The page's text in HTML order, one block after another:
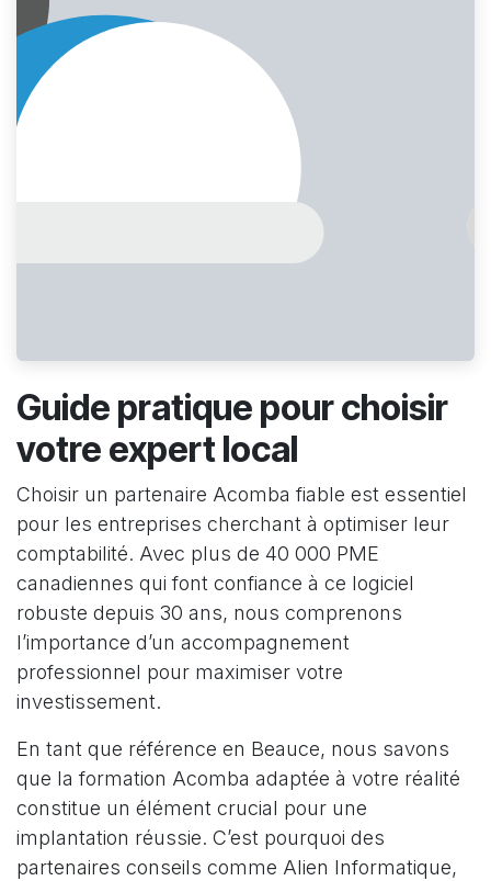
Guide pratique pour choisir
votre expert local
Choisir un partenaire Acomba fiable est essentiel
pour les entreprises cherchant à optimiser leur
comptabilité. Avec plus de 40 000 PME
canadiennes qui font confiance à ce logiciel
robuste depuis 30 ans, nous comprenons
l’importance d’un accompagnement
professionnel pour maximiser votre
investissement.
En tant que référence en Beauce, nous savons
que la formation Acomba adaptée à votre réalité
constitue un élément crucial pour une
implantation réussie. C’est pourquoi des
partenaires conseils comme Alien Informatique,